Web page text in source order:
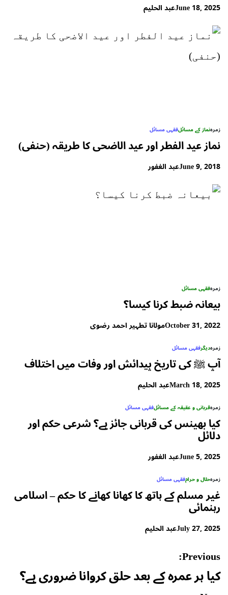
June 18, 2025عبد الحلیم
زمرہنماز کے مسائلفقہی مسائل
نماز عید الفطر اور عید الاضحی کا طریقہ (حنفی)
June 9, 2018عبد الغفور
زمرہفقہی مسائل
بیعانہ ضبط کرنا کیسا؟
October 31, 2022مولانا تطہیر احمد رضوی
زمرہدیگرفقہی مسائل
آپ ﷺ کی تاریخ پیدائش اور وفات میں اختلاف
March 18, 2025عبد الحلیم
زمرہقربانی و عقیقہ کے مسائلفقہی مسائل
کیا بھینس کی قربانی جائز ہے؟ شرعی حکم اور
دلائل
June 5, 2025عبد الغفور
زمرہحلال و حرامفقہی مسائل
غیر مسلم کے ہاتھ کا کھانا کھانے کا حکم – اسلامی
رہنمائی
July 27, 2025عبد الحلیم
Post
navigation
Previous:
کیا ہر عمرہ کے بعد حلق کروانا ضروری ہے؟